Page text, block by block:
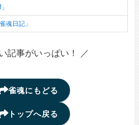
魂日記」
記事がいっぱい！ ／
雀魂にもどる
トップへ戻る